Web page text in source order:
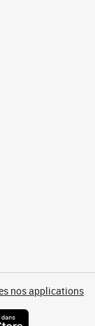
nos applications